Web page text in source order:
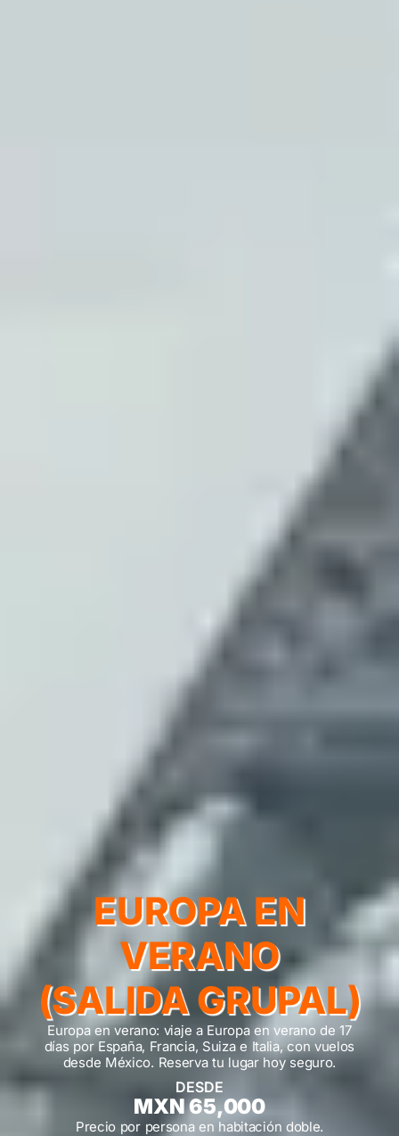
EUROPA EN
VERANO
(SALIDA GRUPAL)
Europa en verano: viaje a Europa en verano de 17
días por España, Francia, Suiza e Italia, con vuelos
desde México. Reserva tu lugar hoy seguro.
DESDE
MXN 65,000
Precio por persona en habitación doble.